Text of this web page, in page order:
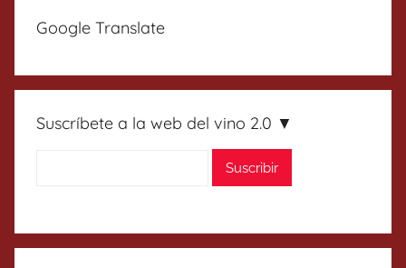
Google Translate
Suscríbete a la web del vino 2.0 ▼